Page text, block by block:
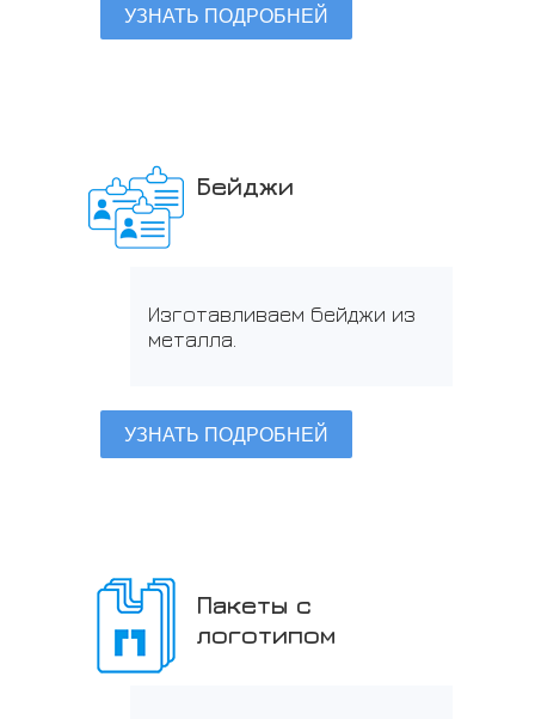
УЗНАТЬ ПОДРОБНЕЙ
Бейджи
Изготавливаем бейджи из
металла.
УЗНАТЬ ПОДРОБНЕЙ
Пакеты с
логотипом